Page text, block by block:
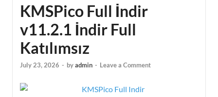
KMSPico Full İndir
v11.2.1 İndir Full
Katılımsız
July 23, 2026 - byadmin - Leave a Comment